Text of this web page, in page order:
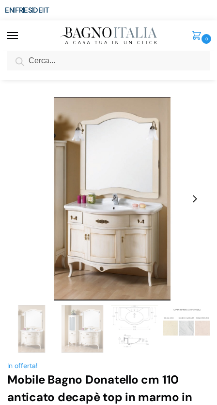
ENFRESDEIT
0
SCONTO del 3%
In offerta!
Mobile Bagno Donatello cm 110
anticato decapè top in marmo in